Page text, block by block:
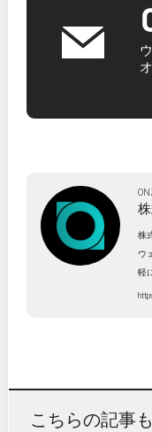
株
ウ
軽
こちらの記事